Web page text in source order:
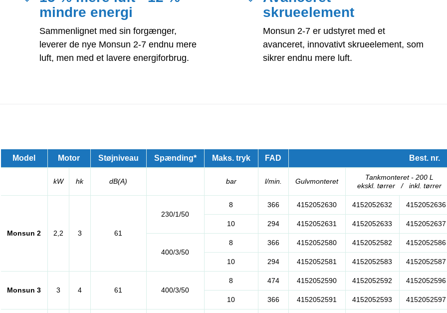
mindre energi
Sammenlignet med sin forgænger,
leverer de nye Monsun 2-7 endnu mere
luft, men med et lavere energiforbrug.
skrueelement
Monsun 2-7 er udstyret med et
avanceret, innovativt skrueelement, som
sikrer endnu mere luft.
Model Motor Støjniveau Spænding* Maks. tryk FAD Best. nr.
kW hk dB(A) bar l/min. Gulvmonteret
Tankmonteret - 200 L
ekskl. tørrer / inkl. tørrer
Monsun 2 2,2 3 61
230/1/50
8 366 4152052630 4152052632 4152052636
10 294 4152052631 4152052633 4152052637
400/3/50
8 366 4152052580 4152052582 4152052586
10 294 4152052581 4152052583 4152052587
Monsun 3 3 4 61 400/3/50
8 474 4152052590 4152052592 4152052596
10 366 4152052591 4152052593 4152052597